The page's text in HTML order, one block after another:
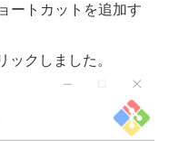
ートカットを追加す
クしました。